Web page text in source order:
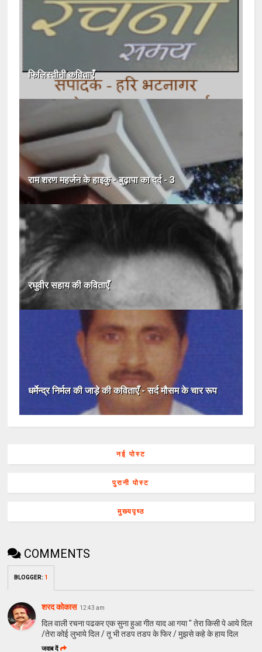
फिलिस्तीनी कविताएँ
राम शरण महर्जन के हाइकु - बुढ़ापा का दर्द - 3
रघुवीर सहाय की कविताएँ
धर्मेन्द्र निर्मल की जाड़े की कविताएँ - सर्द मौसम के चार रूप
नई पोस्ट
पुरानी पोस्ट
मुख्यपृष्ठ
COMMENTS
BLOGGER: 1
शरद कोकास 12:43 am
दिल वाली रचना पढकर एक सुना हुआ गीत याद आ गया " तेरा किसी पे आये दिल
/तेरा कोई लुभाये दिल / तू भी तडप तडप के फिर / मुझसे कहे के हाय दिल
जवाब दें